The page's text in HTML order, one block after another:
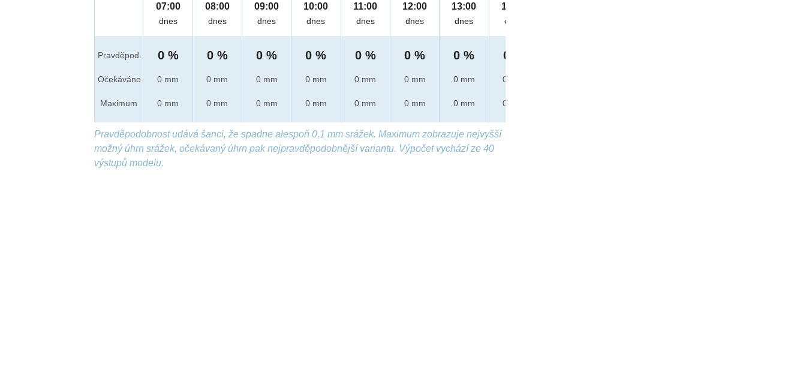
Pravděpod.
Očekáváno
Maximum
07:00
dnes
0 %
0 mm
0 mm
08:00
dnes
0 %
0 mm
0 mm
09:00
dnes
0 %
0 mm
0 mm
10:00
dnes
0 %
0 mm
0 mm
11:00
dnes
0 %
0 mm
0 mm
12:00
dnes
0 %
0 mm
0 mm
13:00
dnes
0 %
0 mm
0 mm
14:00
dnes
0 %
0 mm
0 mm
Pravděpodobnost udává šanci, že spadne alespoň 0,1 mm srážek. Maximum zobrazuje nejvyšší
možný úhrn srážek, očekávaný úhrn pak nejpravděpodobnější variantu. Výpočet vychází ze 40
výstupů modelu.